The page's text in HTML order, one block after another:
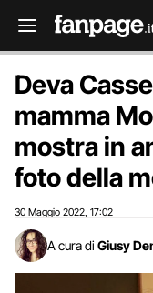
Deva
mamma
mostra in
foto della
30 Maggio 2022 17:02
A cura di Giusy